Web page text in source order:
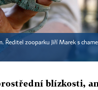
Ředitel zooparku Jiří Marek s
blízkosti,